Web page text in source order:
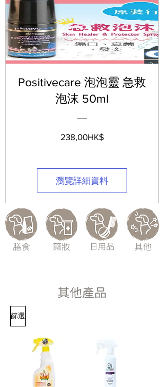
Positivecare 泡泡靈 急救
泡沫 50ml
238,00HK$價
瀏覽詳細資料
膳食 藥妝 日用品 其他
其他產品​
篩選